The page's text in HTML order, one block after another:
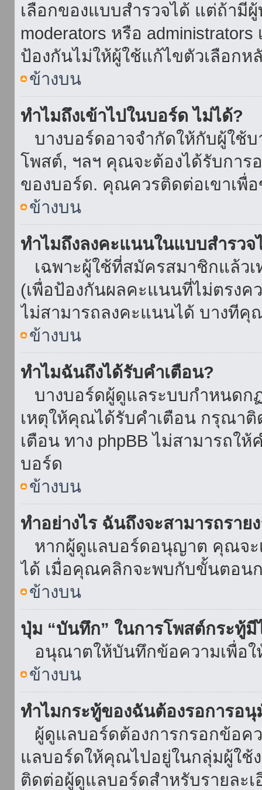
เลือกของแบบสำรวจได้ แต่ถ้ามี
moderators หรือ
ป้องกันไม่ให้ผู้ใช้แก้ไขตัวเลือกห
ข้างบน
ทำไมถึงเข้าไปในบอร์ด ไม่ได้?
บางบอร์ดอาจจำกัดให้กับผู้ใช้บ
โพสต์, ฯลฯ คุณจะต้องได้รับการ
ของบอร์ด. คุณควรติดต่อเขาเพื่
ข้างบน
ทำไมถึงลงคะแนนในแบบสำรวจ
เฉพาะผู้ใช้ที่สมัครสมาชิกแล้ว
(เพื่อป้องกันผลคะแนนที่ไม่ตรง
ไม่สามารถลงคะแนนได้ บางที
ข้างบน
ทำไมฉันถึงได้รับคำเตือน?
บางบอร์ดผู้ดูแลระบบกำหนดก
เหตุให้คุณได้รับคำเตือน กรุณา
เตือน ทาง phpBB ไม่สามารถใ
บอร์ด
ข้างบน
ทำอย่างไร ฉันถึงจะสามารถรา
หากผู้ดูแลบอร์ดอนุญาต คุณจะ
ได้ เมื่อคุณคลิกจะพบกับขั้นตอน
ข้างบน
ปุ่ม “บันทึก” ในการโพสต์กระทู้มี
อนุณาตให้บันทึกข้อความเพื่อใ
ข้างบน
ทำไมกระทู้ของฉันต้องรอการอนุ
ผู้ดูแลบอร์ดต้องการกรอกข้อค
แลบอร์ดให้คุณไปอยู่ในกลุ่มผู้ใช้
ติดต่อผู้ดูแลบอร์ดสำหรับรายละเ